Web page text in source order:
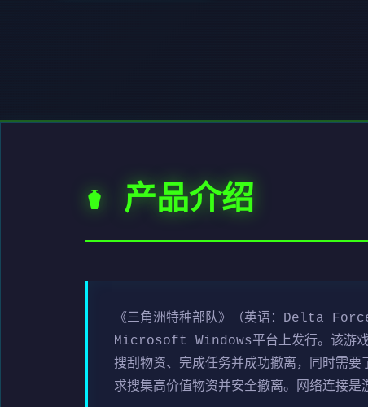
⚱️ 产品介绍
《三角洲特种部队》（英语：Delta
Microsoft Windows平台上发行。该游戏
搜刮物资、完成任务并成功撤离，同时需
求搜集高价值物资并安全撤离。网络连接是